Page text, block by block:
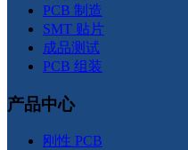
PCB 制造
SMT 贴片
成品测试
PCB 组装
产品中心
刚性 PCB